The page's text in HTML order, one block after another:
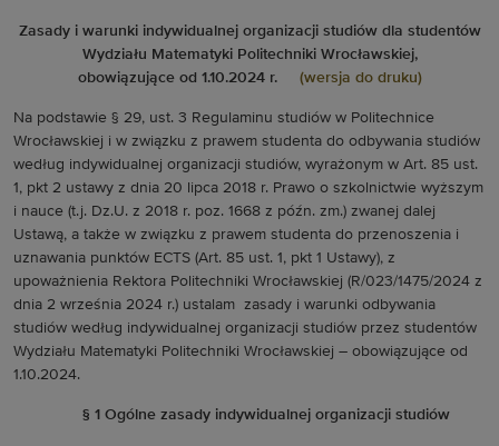
Zasady i warunki indywidualnej organizacji studiów dla studentów
Wydziału Matematyki Politechniki Wrocławskiej,
obowiązujące od 1.10.2024 r. (wersja do druku)
Na podstawie § 29, ust. 3 Regulaminu studiów w Politechnice
Wrocławskiej i w związku z prawem studenta do odbywania studiów
według indywidualnej organizacji studiów, wyrażonym w Art. 85 ust.
1, pkt 2 ustawy z dnia 20 lipca 2018 r. Prawo o szkolnictwie wyższym
i nauce (t.j. Dz.U. z 2018 r. poz. 1668 z późn. zm.) zwanej dalej
Ustawą, a także w związku z prawem studenta do przenoszenia i
uznawania punktów ECTS (Art. 85 ust. 1, pkt 1 Ustawy), z
upoważnienia Rektora Politechniki Wrocławskiej (R/023/1475/2024 z
dnia 2 września 2024 r.) ustalam zasady i warunki odbywania
studiów według indywidualnej organizacji studiów przez studentów
Wydziału Matematyki Politechniki Wrocławskiej – obowiązujące od
1.10.2024.
§ 1 Ogólne zasady indywidualnej organizacji studiów